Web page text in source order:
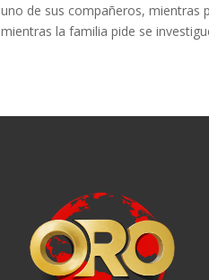
uno de sus compañeros, mientras
mientras la familia pide se